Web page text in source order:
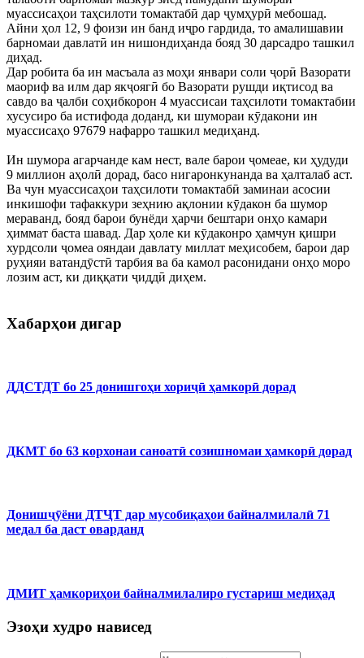
муассисаҳои таҳсилоти томактабӣ дар ҷумҳурӣ мебошад.
Айни ҳол 12, 9 фоизи ин банд иҷро гардида, то амалишавии
барномаи давлатӣ ин нишондиҳанда бояд 30 дарсадро ташкил
диҳад.
Дар робита ба ин масъала аз моҳи январи соли ҷорӣ Вазорати
маориф ва илм дар якҷоягӣ бо Вазорати рушди иқтисод ва
савдо ва ҷалби соҳибкорон 4 муассисаи таҳсилоти томактабии
хусусиро ба истифода доданд, ки шумораи кӯдакони ин
муассисаҳо 97679 нафарро ташкил медиҳанд.
Ин шумора агарчанде кам нест, вале барои ҷомеае, ки ҳудуди
9 миллион аҳолӣ дорад, басо нигаронкунанда ва ҳалталаб аст.
Ва чун муассисаҳои таҳсилоти томактабӣ заминаи асосии
инкишофи тафаккури зеҳнию ақлонии кӯдакон ба шумор
мераванд, бояд барои бунёди ҳарчи бештари онҳо камари
ҳиммат баста шавад. Дар ҳоле ки кӯдаконро ҳамчун қишри
хурдсоли ҷомеа ояндаи давлату миллат меҳисобем, барои дар
руҳияи ватандӯстӣ тарбия ва ба камол расонидани онҳо моро
лозим аст, ки диққати ҷиддӣ диҳем.
Хабарҳои дигар
ДДСТДТ бо 25 донишгоҳи хориҷӣ ҳамкорӣ дорад
ДКМТ бо 63 корхонаи саноатӣ созишномаи ҳамкорӣ дорад
Донишҷӯёни ДТҶТ дар мусобиқаҳои байналмилалӣ 71
медал ба даст оварданд
ДМИТ ҳамкориҳои байналмилалиро густариш медиҳад
Эзоҳи худро нависед